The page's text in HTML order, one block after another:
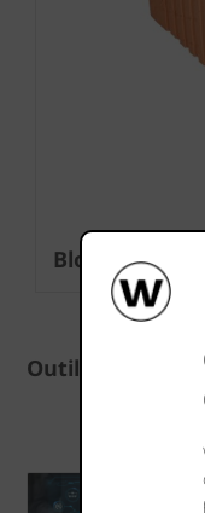
Bloc à coller
Outils